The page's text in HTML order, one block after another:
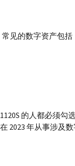
见的数字资产包括
S 的人都必须勾
2023 年从事涉及数